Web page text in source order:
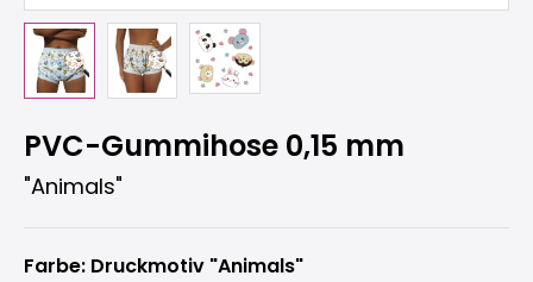
PVC-Gummihose 0,15 mm
"Animals"
Farbe: Druckmotiv "Animals"